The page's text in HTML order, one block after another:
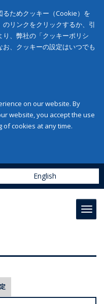
ためクッキー（Cookie）を
リンクをクリックするか、引
、弊社の「クッキーポリシ
、クッキーの設定はいつでも
on our website. By
website, you accept the use
of cookies at any time.
English